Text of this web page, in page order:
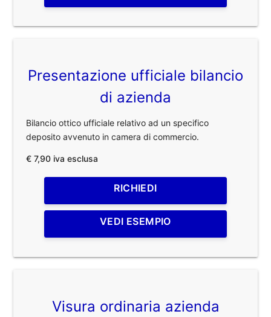
Presentazione ufficiale bilancio
di azienda
Bilancio ottico ufficiale relativo ad un specifico
deposito avvenuto in camera di commercio.
€ 7,90 iva esclusa
RICHIEDI
VEDI ESEMPIO
Visura ordinaria azienda